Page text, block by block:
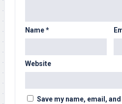
Name*
Website
Save my name, email,